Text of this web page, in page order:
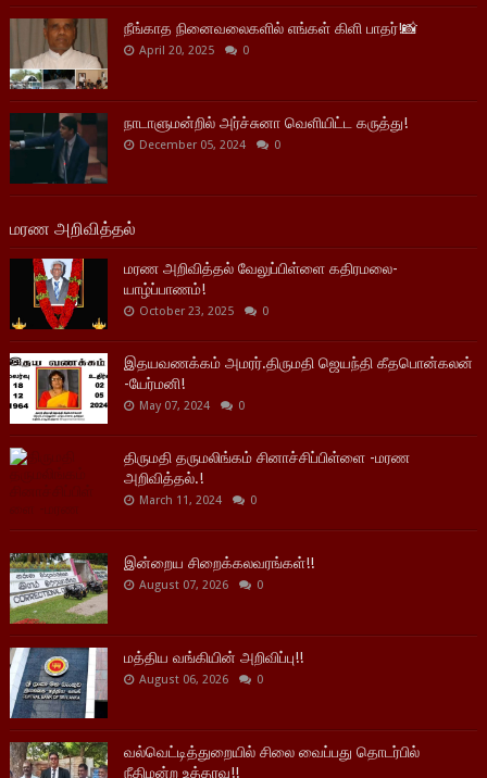
நீங்காத நினைவலைகளில் எங்கள் கிளி பாதர்!📸
April 20, 2025 0
நாடாளுமன்றில் அர்ச்சுனா வெளியிட்ட கருத்து!
December 05, 2024 0
மரண அறிவித்தல்
மரண அறிவித்தல் வேலுப்பிள்ளை கதிரமலை-
யாழ்ப்பாணம்!
October 23, 2025 0
இதயவணக்கம் அமரர்.திருமதி ஜெயந்தி கீதபொன்கலன்
-யேர்மனி!
May 07, 2024 0
திருமதி தருமலிங்கம் சினாச்சிப்பிள்ளை -மரண
அறிவித்தல்.!
March 11, 2024 0
இன்றைய சிறைக்கலவரங்கள்!!
August 07, 2026 0
மத்திய வங்கியின் அறிவிப்பு!!
August 06, 2026 0
வல்வெட்டித்துறையில் சிலை வைப்பது தொடர்பில்
நீதிமன்ற உத்தரவு!!